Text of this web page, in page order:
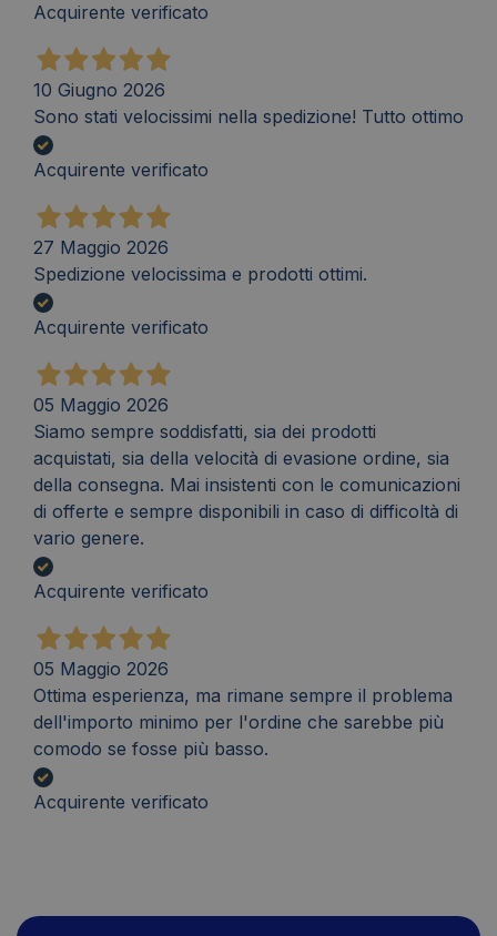
Acquirente verificato
10 Giugno 2026
Sono stati velocissimi nella spedizione! Tutto ottimo
Acquirente verificato
27 Maggio 2026
Spedizione velocissima e prodotti ottimi.
Acquirente verificato
05 Maggio 2026
Siamo sempre soddisfatti, sia dei prodotti
acquistati, sia della velocità di evasione ordine, sia
della consegna. Mai insistenti con le comunicazioni
di offerte e sempre disponibili in caso di difficoltà di
vario genere.
Acquirente verificato
05 Maggio 2026
Ottima esperienza, ma rimane sempre il problema
dell'importo minimo per l'ordine che sarebbe più
comodo se fosse più basso.
Acquirente verificato